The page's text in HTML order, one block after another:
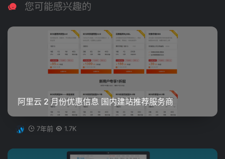
您可能感兴趣的
阿里云 2 月份优惠信息 国内建站推荐服务商
7年前 1.7K